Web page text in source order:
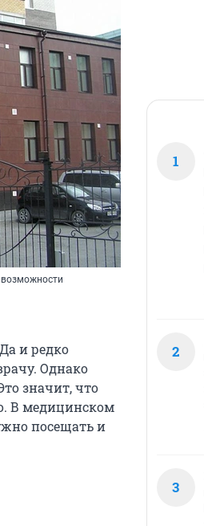
и редко
Однако
значит, что
В медицинском
посещать и
1
2
3